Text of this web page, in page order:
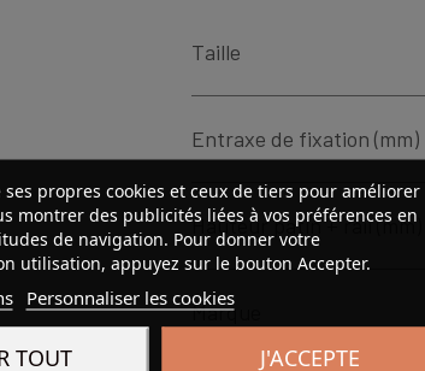
Taille
Entraxe de fixation (mm)
Hauteur patin + rail (mm)
Marque
ses propres cookies et ceux de tiers pour améliorer
montrer des publicités liées à vos préférences en
de navigation. Pour donner votre
utilisation, appuyez sur le bouton Accepter.
Personnaliser les cookies
TOUT J'ACCEPTE